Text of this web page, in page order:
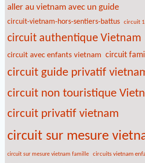
aller au vietnam avec un guide
circuit-vietnam-hors-sentiers-battus circuit
circuit authentique Vietnam
circuit avec enfants vietnam circuit
circuit guide privatif
circuit non touristique
circuit privatif vietnam
circuit sur mesure
circuit sur mesure vietnam famille circuits vietnam